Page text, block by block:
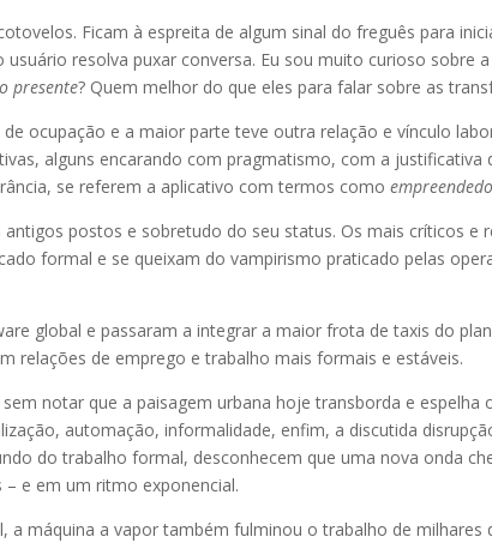
Ficam à espreita de algum sinal do freguês para
resolva puxar conversa. Eu sou muito curioso sobre
presente? Quem melhor do que eles para falar sobre as
ocupação e a maior parte teve outra relação e vínculo
alguns encarando com pragmatismo, com a justificativa
se referem a aplicativo com termos como
postos e sobretudo do seu status. Os mais críticos
formal e se queixam do vampirismo praticado pelas
global e passaram a integrar a maior frota de taxis do
relações de emprego e trabalho mais formais e estáveis.
notar que a paisagem urbana hoje transborda e
automação, informalidade, enfim, a discutida
do trabalho formal, desconhecem que uma nova onda
e em um ritmo exponencial.
a máquina a vapor também fulminou o trabalho de